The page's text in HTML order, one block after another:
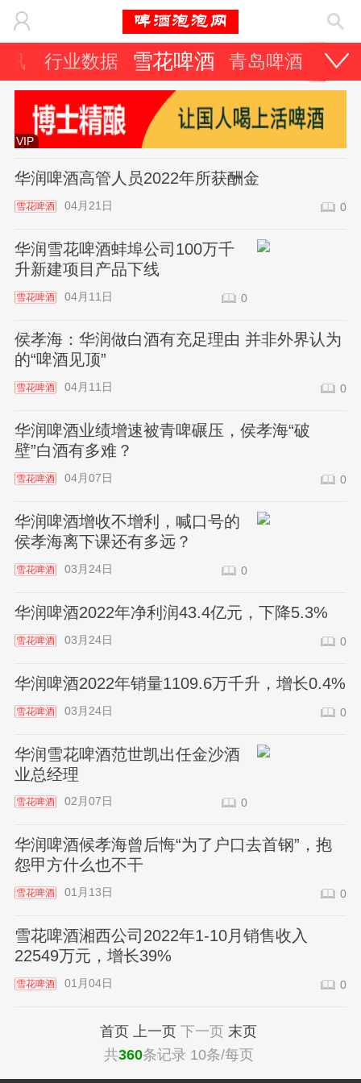
讯 行业数据 雪花啤酒 青岛啤酒 百
VIP
华润啤酒高管人员2022年所获酬金
雪花啤酒 04月21日 0
华润雪花啤酒蚌埠公司100万千
升新建项目产品下线
雪花啤酒 04月11日 0
侯孝海：华润做白酒有充足理由 并非外界认为
的“啤酒见顶”
雪花啤酒 04月11日 0
华润啤酒业绩增速被青啤碾压，侯孝海“破
壁”白酒有多难？
雪花啤酒 04月07日 0
华润啤酒增收不增利，喊口号的
侯孝海离下课还有多远？
雪花啤酒 03月24日 0
华润啤酒2022年净利润43.4亿元，下降5.3%
雪花啤酒 03月24日 0
华润啤酒2022年销量1109.6万千升，增长0.4%
雪花啤酒 03月24日 0
华润雪花啤酒范世凯出任金沙酒
业总经理
雪花啤酒 02月07日 0
华润啤酒候孝海曾后悔“为了户口去首钢”，抱
怨甲方什么也不干
雪花啤酒 01月13日 0
雪花啤酒湘西公司2022年1-10月销售收入
22549万元，增长39%
雪花啤酒 01月04日 0
首页 上一页 下一页 末页
共360条记录 10条/每页